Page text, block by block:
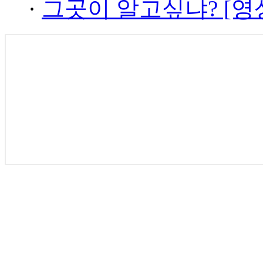
· 그곳이 알고싶냐? [